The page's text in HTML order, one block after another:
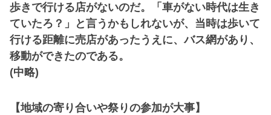
歩きで行ける店がないのだ。「車がない時代は生き
ていたろ？」と言うかもしれないが、当時は歩いて
行ける距離に売店があったうえに、バス網があり、
移動ができたのである。
(中略)
【地域の寄り合いや祭りの参加が大事】